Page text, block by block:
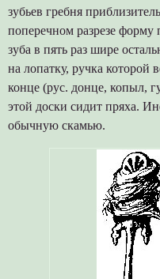
зубьев гребня
поперечном разрезе
зуба в пять раз шире
на лопатку, ручка которой
конце (рус. донце, копыл,
этой доски сидит пряха.
обычную скамью.